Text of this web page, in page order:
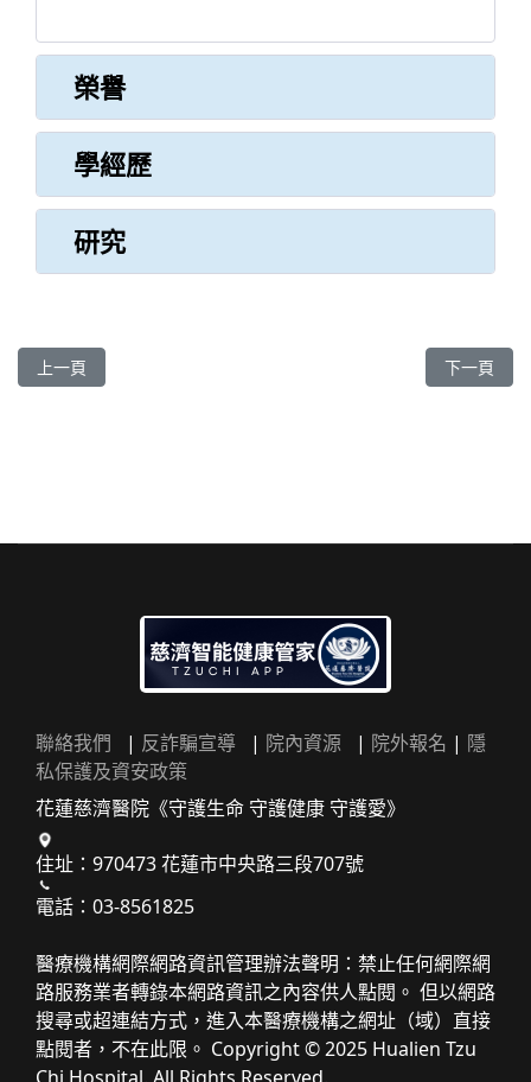
榮譽
學經歷
研究
上一篇文章: 劉鴻文 醫師
上一頁 下一篇文
下一頁
聯絡我們 | 反詐騙宣導 | 院內資源 | 院外報名 | 隱
私保護及資安政策
花蓮慈濟醫院《守護生命 守護健康 守護愛》
住址：970473 花蓮市中央路三段707號
電話：03-8561825
醫療機構網際網路資訊管理辦法聲明：禁止任何網際網
路服務業者轉錄本網路資訊之內容供人點閱。 但以網路
搜尋或超連結方式，進入本醫療機構之網址（域）直接
點閱者，不在此限。 Copyright © 2025 Hualien Tzu